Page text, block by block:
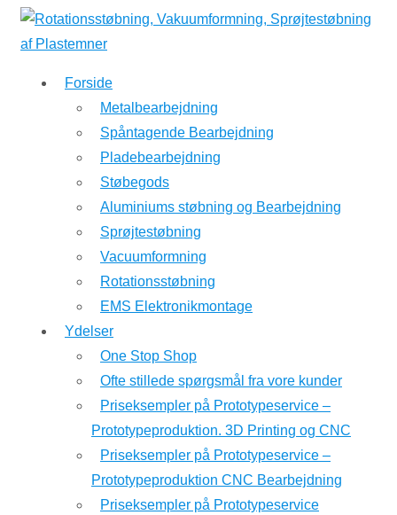
↓
Hop
hovedindhold
Forside
Metalbearbejdning
Spåntagende Bearbejdning
Pladebearbejdning
Støbegods
Aluminiums støbning og Bearbejdning
Sprøjtestøbning
Vacuumformning
Rotationsstøbning
EMS Elektronikmontage
Ydelser
One Stop Shop
Ofte stillede spørgsmål fra vore kunder
Priseksempler på Prototypeservice –
Prototypeproduktion. 3D Printing og CNC
Priseksempler på Prototypeservice –
Prototypeproduktion CNC Bearbejdning
Priseksempler på Prototypeservice